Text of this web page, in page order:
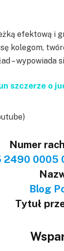
efektową i
kolegom,
–
szczerze o
Numer
2490 0005
Blog
Tytuł